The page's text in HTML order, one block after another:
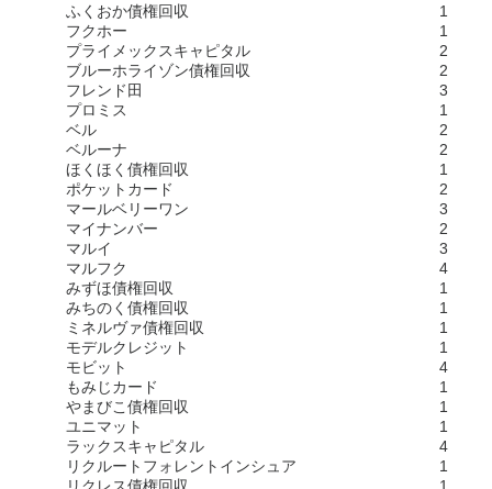
ふくおか債権回収
1
フクホー
1
プライメックスキャピタル
2
ブルーホライゾン債権回収
2
フレンド田
3
プロミス
1
ベル
2
ベルーナ
2
ほくほく債権回収
1
ポケットカード
2
マールベリーワン
3
マイナンバー
2
マルイ
3
マルフク
4
みずほ債権回収
1
みちのく債権回収
1
ミネルヴァ債権回収
1
モデルクレジット
1
モビット
4
もみじカード
1
やまびこ債権回収
1
ユニマット
1
ラックスキャピタル
4
リクルートフォレントインシュア
1